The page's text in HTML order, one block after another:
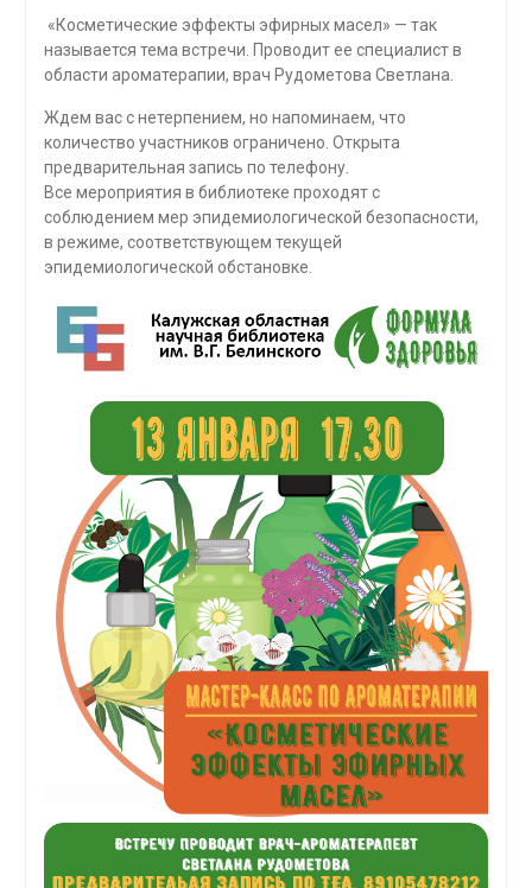
«Косметические эффекты эфирных масел» — так
называется тема встречи. Проводит ее специалист в
области ароматерапии, врач Рудометова Светлана.
Ждем вас с нетерпением, но напоминаем, что
количество участников ограничено. Открыта
предварительная запись по телефону.
Все мероприятия в библиотеке проходят с
соблюдением мер эпидемиологической безопасности,
в режиме, соответствующем текущей
эпидемиологической обстановке.